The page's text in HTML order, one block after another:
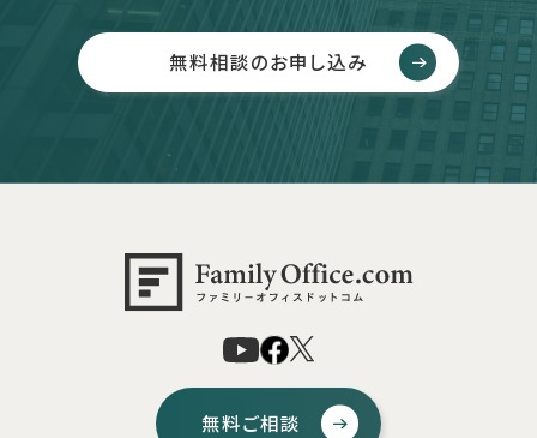
無料相談のお申し込み
無料ご相談